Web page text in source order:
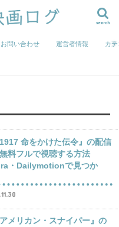
search
お問い合わせ 運営者情報 カ
命をかけた伝令』の配信
料フルで視聴する方法
・Dailymotionで見つか
メリカン・スナイパー』の